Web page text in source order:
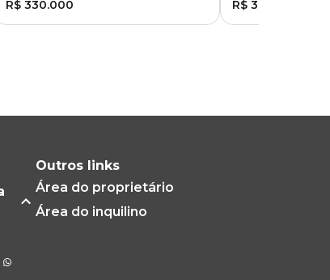
R$ 330.000
R$ 365.000
Outros links
Área do proprietário
Área do inquilino